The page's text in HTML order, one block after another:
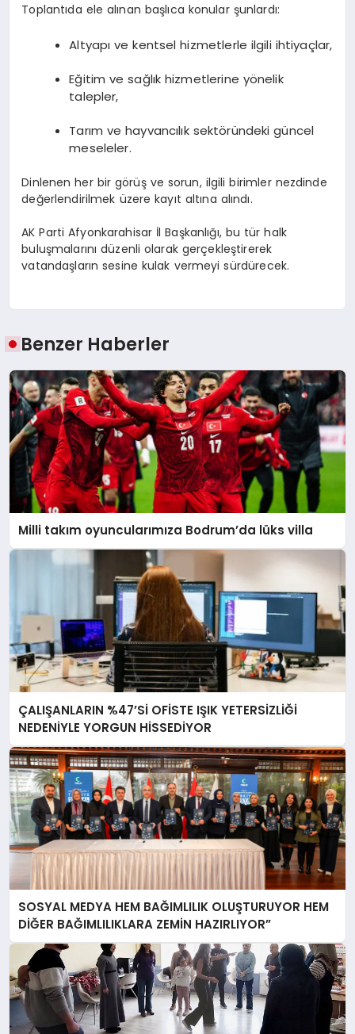
Toplantıda ele alınan başlıca konular şunlardı:
Altyapı ve kentsel hizmetlerle ilgili ihtiyaçlar,
Eğitim ve sağlık hizmetlerine yönelik
talepler,
Tarım ve hayvancılık sektöründeki güncel
meseleler.
Dinlenen her bir görüş ve sorun, ilgili birimler nezdinde
değerlendirilmek üzere kayıt altına alındı.
AK Parti Afyonkarahisar İl Başkanlığı, bu tür halk
buluşmalarını düzenli olarak gerçekleştirerek
vatandaşların sesine kulak vermeyi sürdürecek.
Benzer Haberler
Milli takım oyuncularımıza Bodrum’da lüks villa
ÇALIŞANLARIN %47’Sİ OFİSTE IŞIK YETERSİZLİĞİ
NEDENİYLE YORGUN HİSSEDİYOR
SOSYAL MEDYA HEM BAĞIMLILIK OLUŞTURUYOR HEM
DİĞER BAĞIMLILIKLARA ZEMİN HAZIRLIYOR”